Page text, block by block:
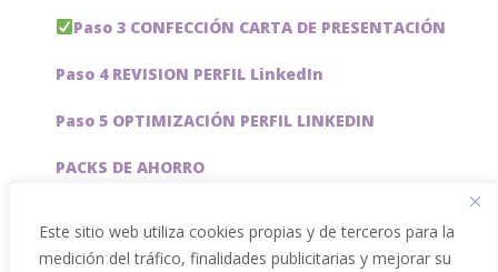
Este sitio web utiliza cookies propias y de terceros para la
medición del tráfico, finalidades publicitarias y mejorar su
Paso 3 CONFECCIÓN CARTA DE PRESENTACIÓN
Paso 4 REVISION PERFIL LinkedIn
Paso 5 OPTIMIZACIÓN PERFIL LINKEDIN
PACKS DE AHORRO
Servicios especiales